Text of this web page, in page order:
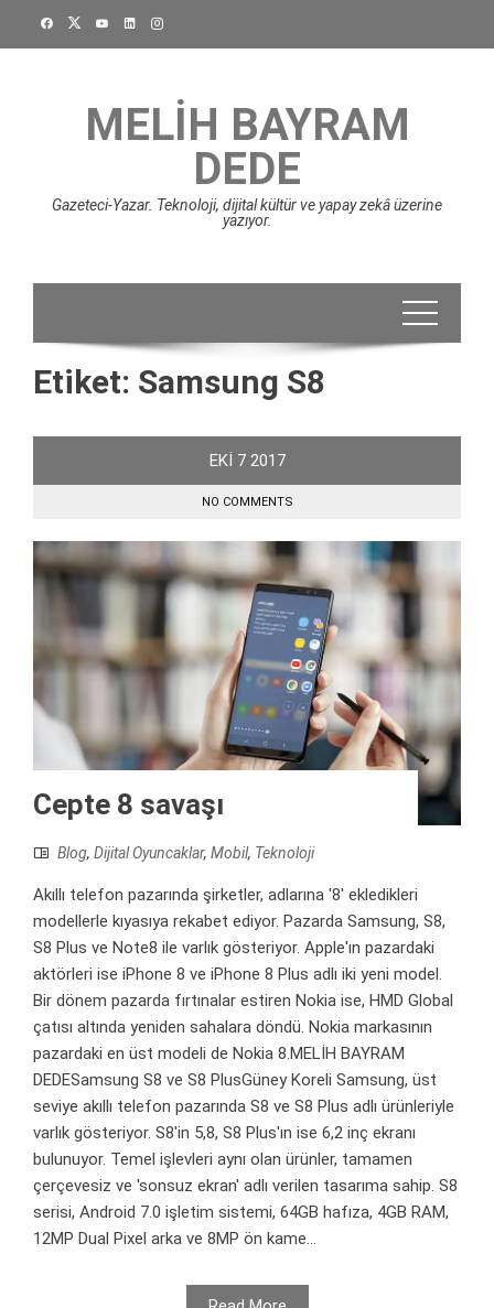
MELIH BAYRAM
DEDE
Gazeteci-Yazar. Teknoloji, dijital kültür ve yapay zekâ üzerine
yazıyor.
Etiket: Samsung S8
EKI 7 2017
NO COMMENTS
Cepte 8 savaşı
Blog, Dijital Oyuncaklar, Mobil, Teknoloji
Akıllı telefon pazarında şirketler, adlarına '8' ekledikleri
modellerle kıyasıya rekabet ediyor. Pazarda Samsung, S8,
S8 Plus ve Note8 ile varlık gösteriyor. Apple'ın pazardaki
aktörleri ise iPhone 8 ve iPhone 8 Plus adlı iki yeni model.
Bir dönem pazarda fırtınalar estiren Nokia ise, HMD Global
çatısı altında yeniden sahalara döndü. Nokia markasının
pazardaki en üst modeli de Nokia 8.MELİH BAYRAM
DEDESamsung S8 ve S8 PlusGüney Koreli Samsung, üst
seviye akıllı telefon pazarında S8 ve S8 Plus adlı ürünleriyle
varlık gösteriyor. S8'in 5,8, S8 Plus'ın ise 6,2 inç ekranı
bulunuyor. Temel işlevleri aynı olan ürünler, tamamen
çerçevesiz ve 'sonsuz ekran' adlı verilen tasarıma sahip. S8
serisi, Android 7.0 işletim sistemi, 64GB hafıza, 4GB RAM,
12MP Dual Pixel arka ve 8MP ön kame...